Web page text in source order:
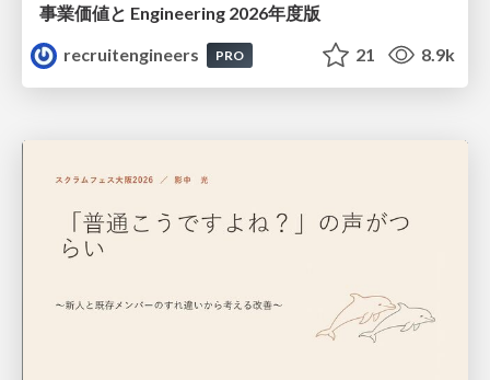
事業価値と Engineering 2026年度版
recruitengineers
PRO 21 8.9k